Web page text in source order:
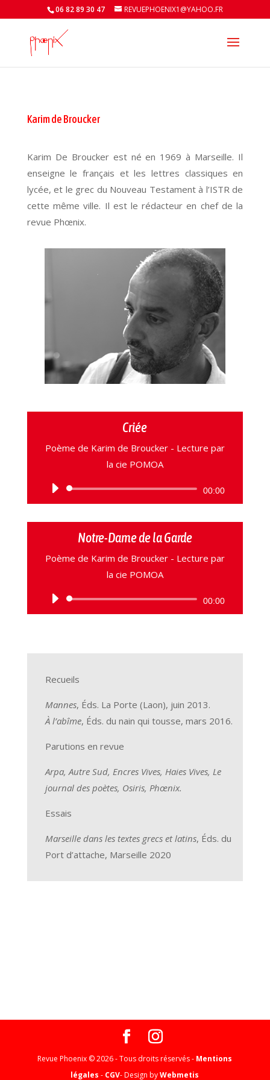
06 82 89 30 47 REVUEPHOENIX1@YAHOO.FR
Karim de Broucker
Karim De Broucker est né en 1969 à Marseille. Il
enseigne le français et les lettres classiques en
lycée, et le grec du Nouveau Testament à l’ISTR de
cette même ville. Il est le rédacteur en chef de la
revue Phœnix.
Criée
Poème de Karim de Broucker - Lecture par
la cie POMOA
Lecteur
audio
00:00
Notre-Dame de la Garde
Poème de Karim de Broucker - Lecture par
la cie POMOA
Lecteur
audio
00:00
Recueils
Mannes, Éds. La Porte (Laon), juin 2013.
À l’abîme, Éds. du nain qui tousse, mars 2016.
Parutions en revue
Arpa, Autre Sud, Encres Vives, Haies Vives, Le
journal des poètes, Osiris, Phœnix.
Essais
Marseille dans les textes grecs et latins, Éds. du
Port d’attache, Marseille 2020
Revue Phoenix © 2026 - Tous droits réservés - Mentions
légales - CGV- Design byWebmetis